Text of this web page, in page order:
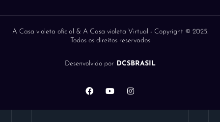
A Casa violeta oficial & A Casa violeta Virtual - Copyright © 2025.
Todos os direitos reservados
Desenvolvido porDCSBRASIL
F
a
e
Y
o
t
I
n
t